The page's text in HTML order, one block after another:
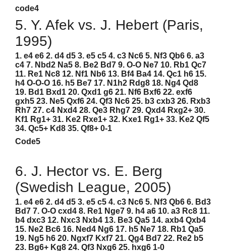
code4
5. Y. Afek vs. J. Hebert (Paris,
1995)
1. e4 e6 2. d4 d5 3. e5 c5 4. c3 Nc6 5. Nf3 Qb6 6. a3
c4 7. Nbd2 Na5 8. Be2 Bd7 9. O-O Ne7 10. Rb1 Qc7
11. Re1 Nc8 12. Nf1 Nb6 13. Bf4 Ba4 14. Qc1 h6 15.
h4 O-O-O 16. h5 Be7 17. N1h2 Rdg8 18. Ng4 Qd8
19. Bd1 Bxd1 20. Qxd1 g6 21. Nf6 Bxf6 22. exf6
gxh5 23. Ne5 Qxf6 24. Qf3 Nc6 25. b3 cxb3 26. Rxb3
Rh7 27. c4 Nxd4 28. Qe3 Rhg7 29. Qxd4 Rxg2+ 30.
Kf1 Rg1+ 31. Ke2 Rxe1+ 32. Kxe1 Rg1+ 33. Ke2 Qf5
34. Qc5+ Kd8 35. Qf8+ 0-1
Code5
6. J. Hector vs. E. Berg
(Swedish League, 2005)
1. e4 e6 2. d4 d5 3. e5 c5 4. c3 Nc6 5. Nf3 Qb6 6. Bd3
Bd7 7. O-O cxd4 8. Re1 Nge7 9. h4 a6 10. a3 Rc8 11.
b4 dxc3 12. Nxc3 Nxb4 13. Be3 Qa5 14. axb4 Qxb4
15. Ne2 Bc6 16. Ned4 Ng6 17. h5 Ne7 18. Rb1 Qa5
19. Ng5 h6 20. Ngxf7 Kxf7 21. Qg4 Bd7 22. Re2 b5
23. Bg6+ Kg8 24. Qf3 Nxg6 25. hxg6 1-0